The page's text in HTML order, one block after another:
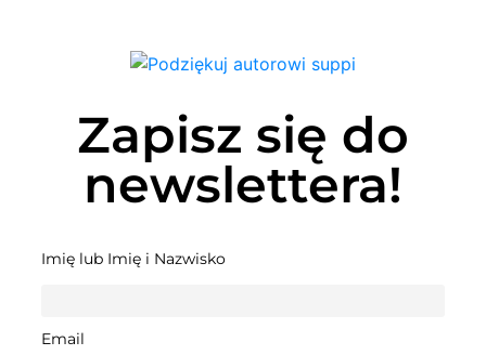
Zapisz się do
newslettera!
Imię lub Imię i Nazwisko
Email